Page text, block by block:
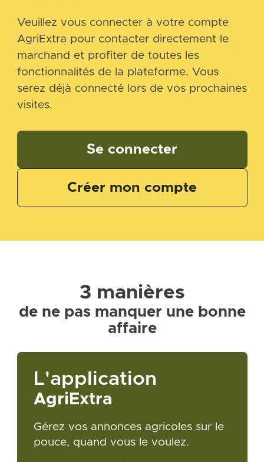
Veuillez vous connecter à votre compte
AgriExtra pour contacter directement le
marchand et profiter de toutes les
fonctionnalités de la plateforme. Vous
serez déjà connecté lors de vos prochaines
visites.
Se connecter
Créer mon compte
3 manières
de ne pas manquer une bonne
affaire
L'application
AgriExtra
Gérez vos annonces agricoles sur le
pouce, quand vous le voulez.